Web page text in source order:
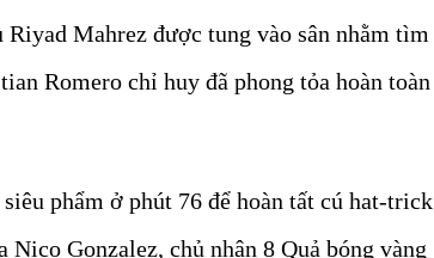
Mahrez được tung vào sân nhằm tìm
Romero chỉ huy đã phong tỏa hoàn toàn
phẩm ở phút 76 để hoàn tất cú hat-trick
Gonzalez, chủ nhân 8 Quả bóng vàng